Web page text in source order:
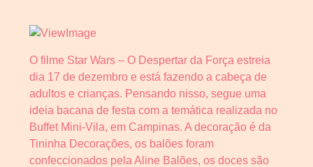
O filme Star Wars – O Despertar da Força estreia
dia 17 de dezembro e está fazendo a cabeça de
adultos e crianças. Pensando nisso, segue uma
ideia bacana de festa com a temática realizada no
Buffet Mini-Vila, em Campinas. A decoração é da
Tininha Decorações, os balões foram
confeccionados pela Aline Balões, os doces são